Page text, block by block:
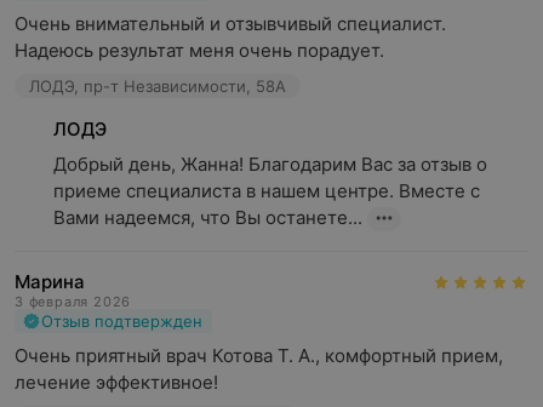
Очень внимательный и отзывчивый специалист.
Надеюсь результат меня очень порадует.
ЛОДЭ, пр-т Независимости, 58А
ЛОДЭ
Добрый день, Жанна! Благодарим Вас за отзыв о
приеме специалиста в нашем центре. Вместе с
Вами надеемся, что Вы останете...
Марина
3 февраля 2026
Отзыв подтвержден
Очень приятный врач Котова Т. А., комфортный прием,
лечение эффективное!